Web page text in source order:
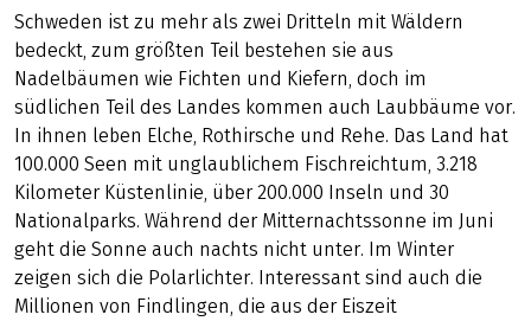
Schweden ist zu mehr als zwei Dritteln mit Wäldern
bedeckt, zum größten Teil bestehen sie aus
Nadelbäumen wie Fichten und Kiefern, doch im
südlichen Teil des Landes kommen auch Laubbäume vor.
In ihnen leben Elche, Rothirsche und Rehe. Das Land hat
100.000 Seen mit unglaublichem Fischreichtum, 3.218
Kilometer Küstenlinie, über 200.000 Inseln und 30
Nationalparks. Während der Mitternachtssonne im Juni
geht die Sonne auch nachts nicht unter. Im Winter
zeigen sich die Polarlichter. Interessant sind auch die
Millionen von Findlingen, die aus der Eiszeit